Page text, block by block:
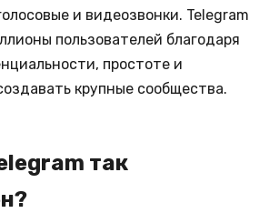
и видеозвонки. Telegram
пользователей благодаря
простоте и
крупные сообщества.
так